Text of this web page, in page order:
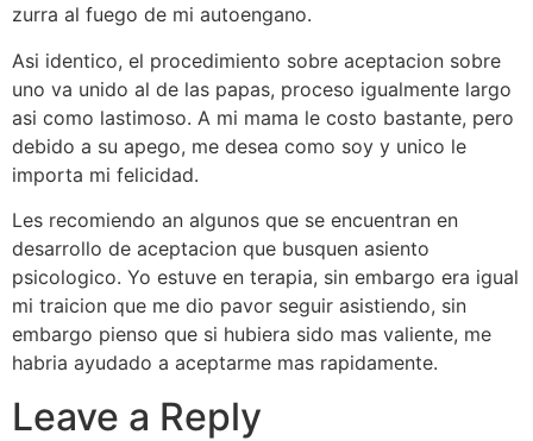
zurra al fuego de mi autoengano.
Asi identico, el procedimiento sobre aceptacion sobre
uno va unido al de las papas, proceso igualmente largo
asi­ como lastimoso. A mi mama le costo bastante, pero
debido a su apego, me desea como soy y unico le
importa mi felicidad.
Les recomiendo an algunos que se encuentran en
desarrollo de aceptacion que busquen asiento
psicologico. Yo estuve en terapia, sin embargo era igual
mi traicion que me dio pavor seguir asistiendo, sin
embargo pienso que si hubiera sido mas valiente, me
habria ayudado a aceptarme mas rapidamente.
Leave a Reply